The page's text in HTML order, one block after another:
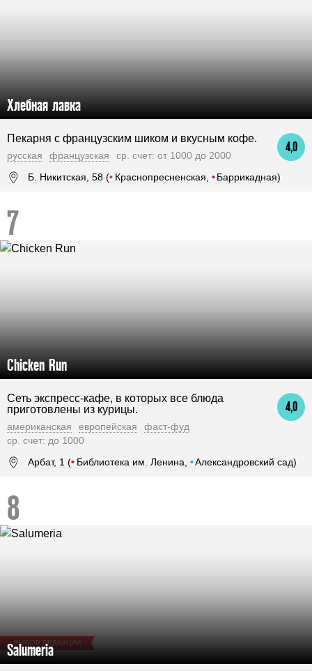
Хлебная лавка
4,0
Пекарня с французским шиком и вкусным кофе.
русская французская
ср. счет: от 1000 до 2000
Б. Никитская, 58 (• Краснопресненская, • Баррикадная)
Chicken Run
4,0
Сеть экспресс-кафе, в которых все блюда
приготовлены из курицы.
американская европейская
фаст-фуд
ср. счет: до 1000
Арбат, 1 (• Библиотека им. Ленина, •Александровский сад)
ВЫБОР РЕДАКЦИИ
Salumeria